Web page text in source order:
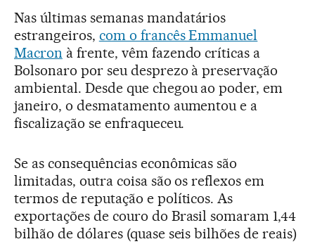
Nas últimas semanas mandatários
estrangeiros, com o francês Emmanuel
Macron à frente, vêm fazendo críticas a
Bolsonaro por seu desprezo à preservação
ambiental. Desde que chegou ao poder, em
janeiro, o desmatamento aumentou e a
fiscalização se enfraqueceu.
Se as consequências econômicas são
limitadas, outra coisa são os reflexos em
termos de reputação e políticos. As
exportações de couro do Brasil somaram 1,44
bilhão de dólares (quase seis bilhões de reais)